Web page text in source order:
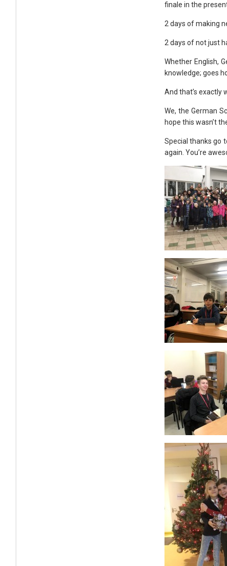
finale in the
2 days of making
2 days of not just
Whether English,
knowledge; goes
And that’s exactly
We, the German
hope this wasn’t
Special thanks go
again. You’re